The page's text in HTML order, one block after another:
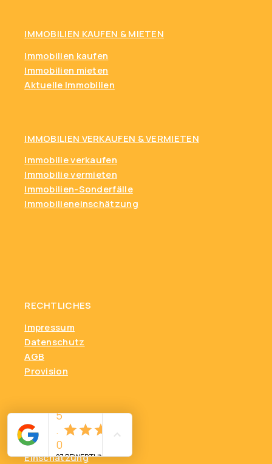
RECHTLICHES
Impressum
Datenschutz
AGB
Provision
Markt & Wissen
Einschätzung
IMMOBILIEN VERKAUFEN & VERMIETEN
Immobilie verkaufen
Immobilie vermieten
Immobilien-Sonderfälle
Immobilieneinschätzung
IMMOBILIEN KAUFEN & MIETEN
Immobilien kaufen
Immobilien mieten
Aktuelle Immobilien